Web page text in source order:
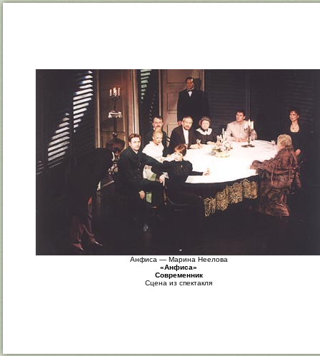
Анфиса — Марина Неелова
«Анфиса»
Современник
Сцена из спектакля